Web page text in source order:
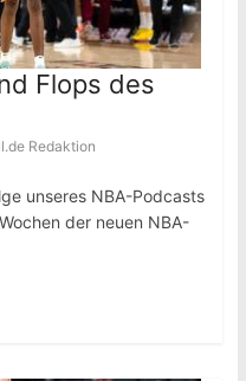
Flops des
Redaktion
unseres NBA-Podcasts
der neuen NBA-